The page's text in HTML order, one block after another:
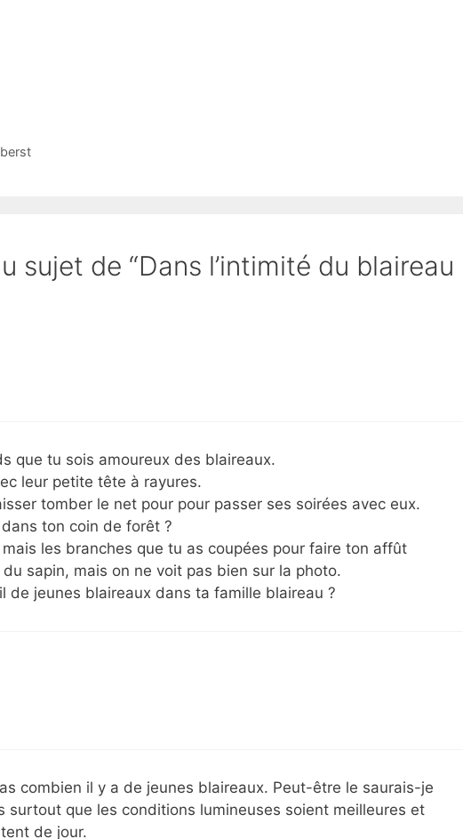
sujet de “Dans l’intimité du blaireau
que tu sois amoureux des blaireaux.
leur petite tête à rayures.
tomber le net pour pour passer ses soirées avec eux.
ton coin de forêt ?
les branches que tu as coupées pour faire ton affût
sapin, mais on ne voit pas bien sur la photo.
de jeunes blaireaux dans ta famille blaireau ?
combien il y a de jeunes blaireaux. Peut-être le saurais-je
surtout que les conditions lumineuses soient meilleures et
de jour.